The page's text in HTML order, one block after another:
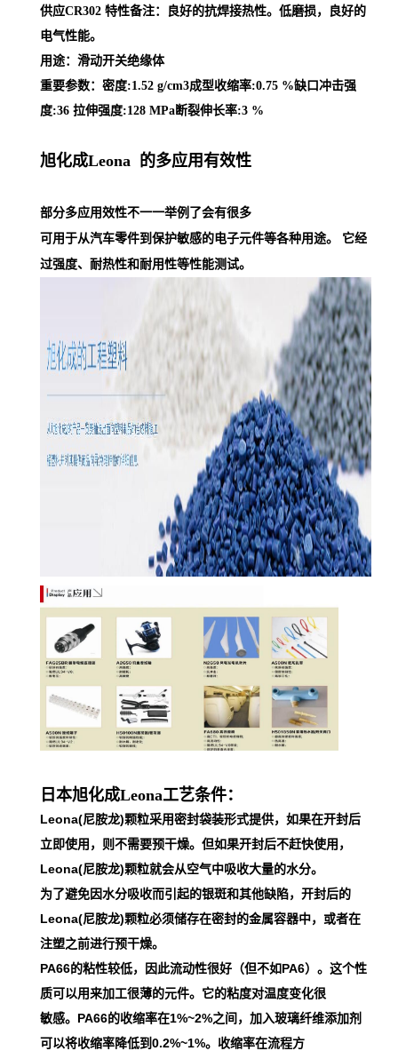
供应CR302 特性备注：良好的抗焊接热性。低磨损，良好的
电气性能。
用途：滑动开关绝缘体
重要参数：密度:1.52 g/cm3成型收缩率:0.75 %缺口冲击强
度:36 拉伸强度:128 MPa断裂伸长率:3 %
旭化成Leona 的多应用有效性
部分多应用效性不一一举例了会有很多
可用于从汽车零件到保护敏感的电子元件等各种用途。 它经
过强度、耐热性和耐用性等性能测试。
日本旭化成Leona工艺条件：
Leona(尼胺龙)颗粒采用密封袋装形式提供，如果在开封后
立即使用，则不需要预干燥。但如果开封后不赶快使用，
Leona(尼胺龙)颗粒就会从空气中吸收大量的水分。
为了避免因水分吸收而引起的银斑和其他缺陷，开封后的
Leona(尼胺龙)颗粒必须储存在密封的金属容器中，或者在
注塑之前进行预干燥。
PA66的粘性较低，因此流动性很好（但不如PA6）。这个性
质可以用来加工很薄的元件。它的粘度对温度变化很
敏感。PA66的收缩率在1%~2%之间，加入玻璃纤维添加剂
可以将收缩率降低到0.2%~1%。收缩率在流程方